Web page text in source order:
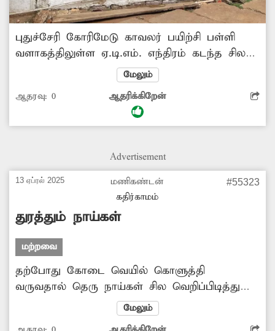
புதுச்சேரி கோரிமேடு காவலர் பயிற்சி பள்ளி
வளாகத்திலுள்ள ஏ.டி.எம். எந்திரம் கடந்த சில
மாதங்களாக செயல்படாமல் கிடக்கிறது. இதை
சரி செய்ய நடவடிக்கை எடுக்கப்படுமா?
மேலும்
ஆதரவு: 0 ஆதரிக்கிறேன்
Advertisement
13 ஏப்ரல் 2025
மணிகண்டன்
கதிர்காமம்
#55323
துரத்தும் நாய்கள்
மற்றவை
தற்போது கோடை வெயில் கொளுத்தி
வருவதால் தெரு நாய்கள் சில வெறிப்பிடித்து
திரிகின்றன. இவை புதுவை நகர சாலை,
தெருக்களில் நடந்து செல்பவர்களை துரத்தி
மேலும்